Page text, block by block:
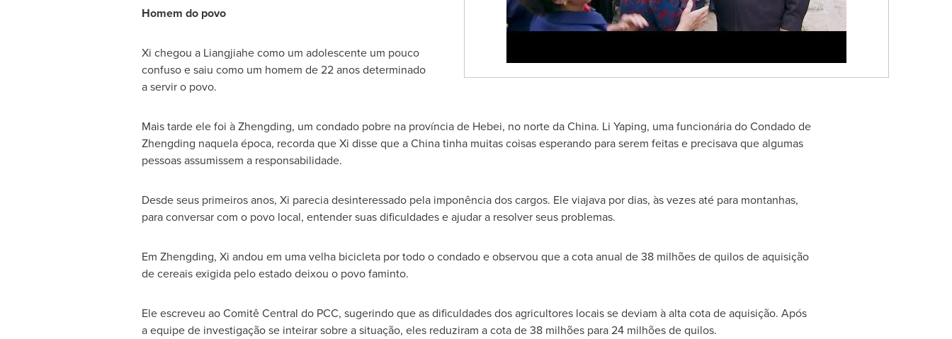
Homem do povo
Xi chegou a Liangjiahe como um adolescente um pouco
confuso e saiu como um homem de 22 anos determinado
a servir o povo.
Mais tarde ele foi à Zhengding, um condado pobre na província de Hebei, no norte daChina. Li Yaping, uma funcionária do Condado de
Zhengding naquela época, recorda que Xi disse que aChinatinha muitas coisas esperando para serem feitas e precisava que algumas
pessoas assumissem a responsabilidade.
Desde seus primeiros anos, Xi parecia desinteressado pela imponência dos cargos. Ele viajava por dias, às vezes até para montanhas,
para conversar com o povo local, entender suas dificuldades e ajudar a resolver seus problemas.
Em Zhengding, Xi andou em uma velha bicicleta por todo o condado e observou que a cota anual de 38 milhões de quilos de aquisição
de cereais exigida pelo estado deixou o povo faminto.
Ele escreveu ao Comitê Central do PCC, sugerindo que as dificuldades dos agricultores locais se deviam à alta cota de aquisição. Após
a equipe de investigação se inteirar sobre a situação, eles reduziram a cota de 38 milhões para 24 milhões de quilos.